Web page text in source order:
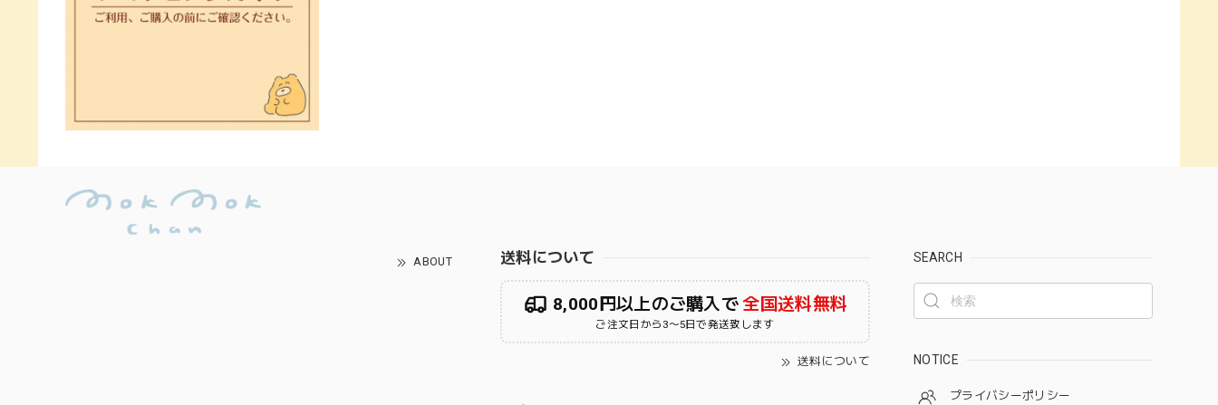
ABOUT 送料について
8,000円以上のご購入で全国送料無料
ご注文日から3〜5日で発送致します
送料について
SEARCH
NOTICE
プライバシーポリシー